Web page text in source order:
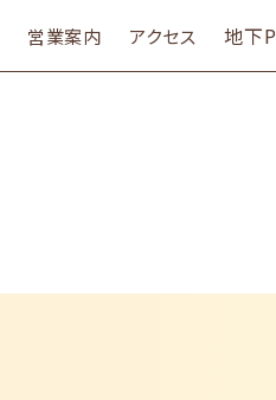
営業案内 アクセス 地下P